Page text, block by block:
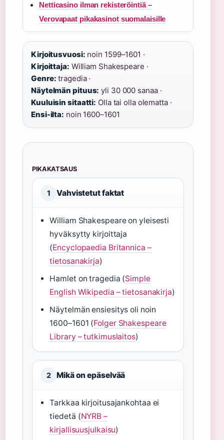
Netticasino ilman rekisteröintiä –
Verovapaat pikakasinot suomalaisille
Kirjoitusvuosi: noin 1599–1601 ·
Kirjoittaja: William Shakespeare ·
Genre: tragedia ·
Näytelmän pituus: yli 30 000 sanaa ·
Kuuluisin sitaatti: Olla tai olla olematta ·
Ensi-ilta: noin 1600–1601
PIKAKATSAUS
1 Vahvistetut faktat
William Shakespeare on yleisesti
hyväksytty kirjoittaja
(Encyclopaedia Britannica –
tietosanakirja)
Hamlet on tragedia (Simple
English Wikipedia – tietosanakirja)
Näytelmän ensiesitys oli noin
1600–1601 (Folger Shakespeare
Library – tutkimuslaitos)
2 Mikä on epäselvää
Tarkkaa kirjoitusajankohtaa ei
tiedetä (NYRB –
kirjallisuusjulkaisu)